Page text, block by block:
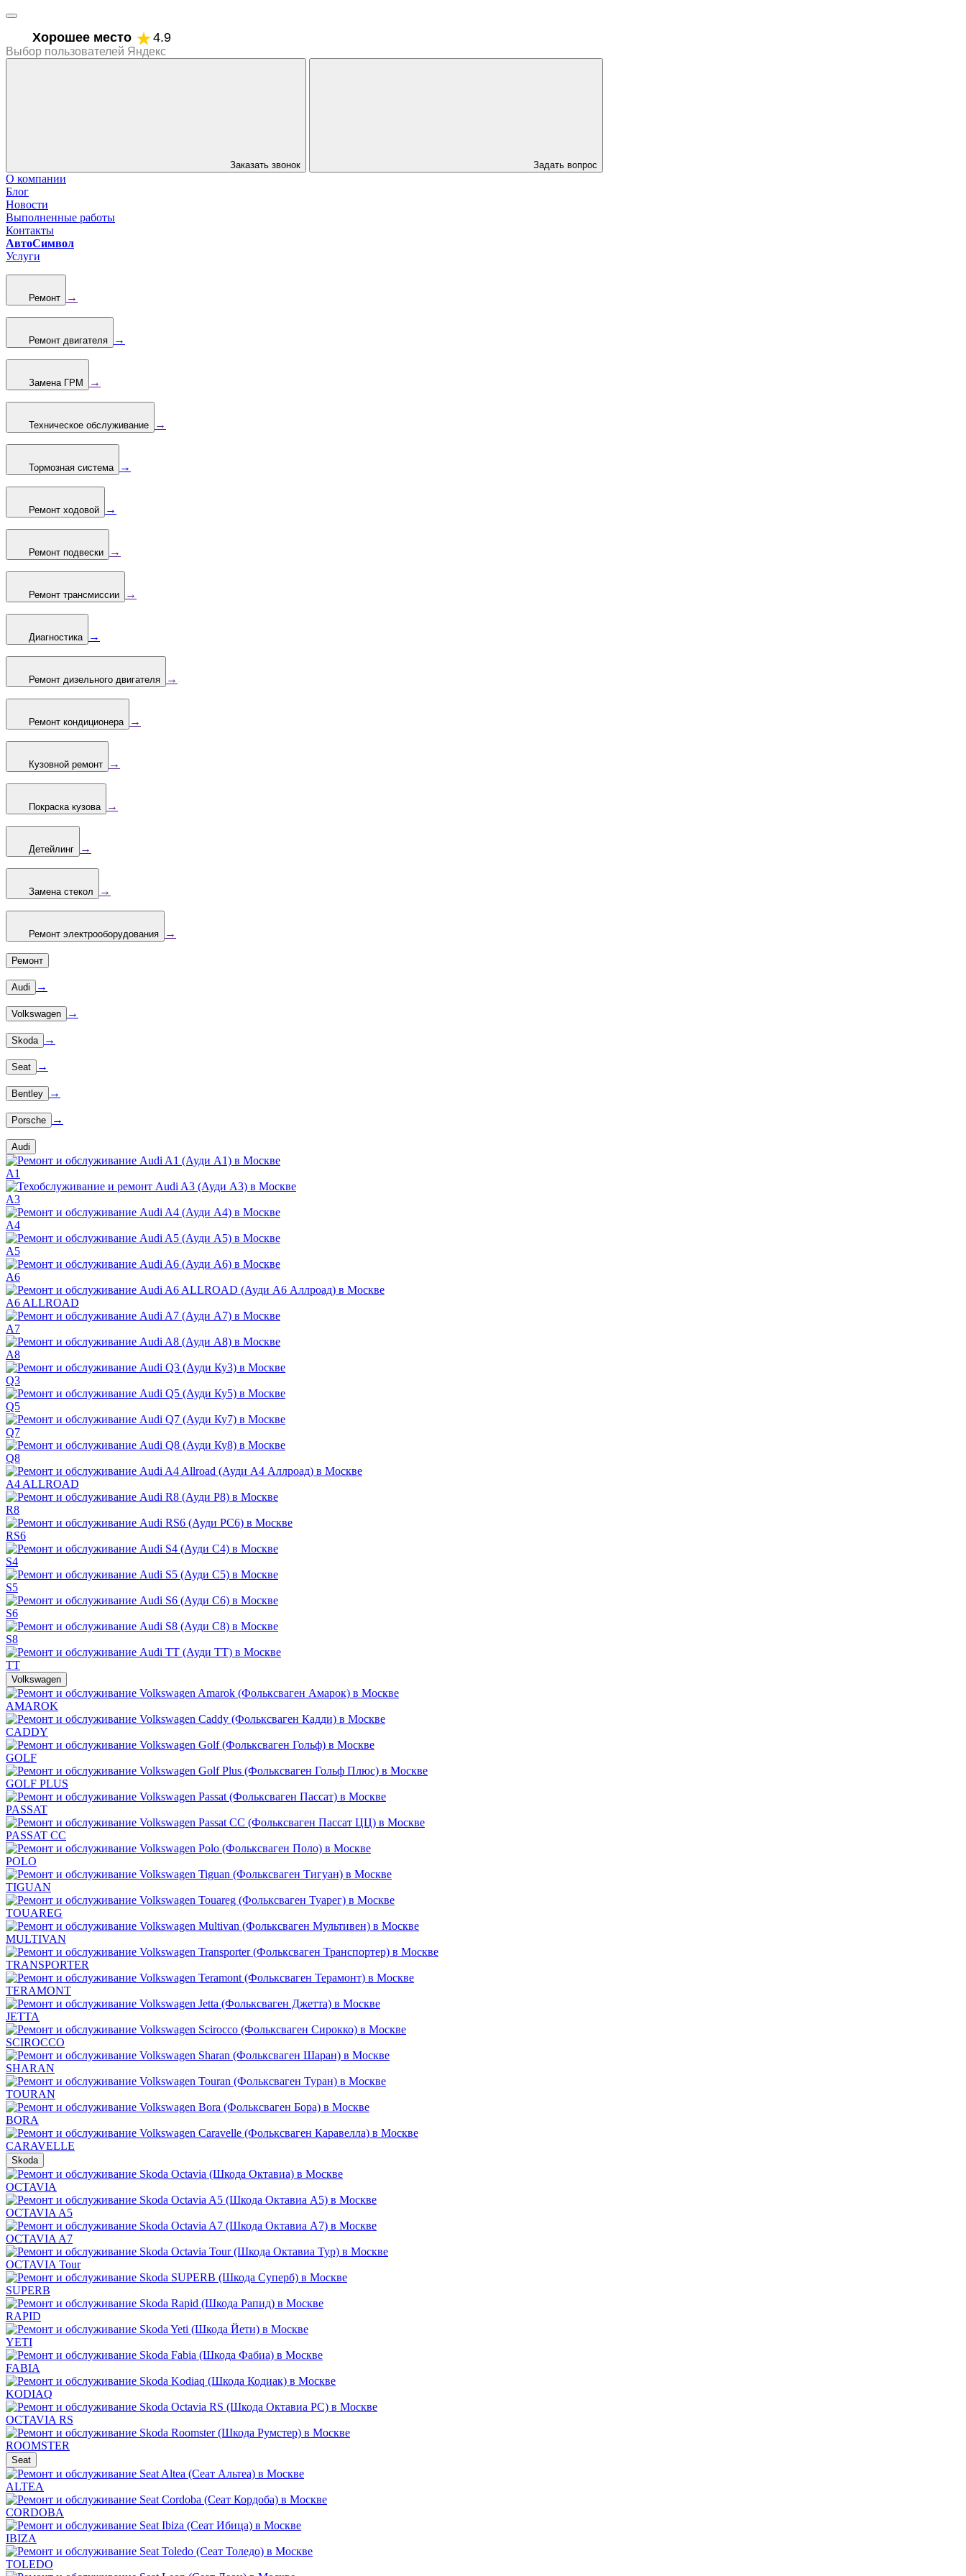
Хорошее место 4.9
Выбор пользователей Яндекс
Заказать звонок Задать вопрос
О компании
Блог
Новости
Выполненные работы
Контакты
АвтоСимвол
Услуги
Ремонт →
Ремонт двигателя →
Замена ГРМ →
Техническое обслуживание →
Тормозная система →
Ремонт ходовой →
Ремонт подвески →
Ремонт трансмиссии →
Диагностика →
Ремонт дизельного двигателя →
Ремонт кондиционера →
Кузовной ремонт →
Покраска кузова →
Детейлинг →
Замена стекол →
Ремонт электрооборудования →
Ремонт
Audi →
Volkswagen →
Skoda →
Seat →
Bentley →
Porsche →
Audi
A1
A3
A4
A5
A6
A6 ALLROAD
A7
A8
Q3
Q5
Q7
Q8
A4 ALLROAD
R8
RS6
S4
S5
S6
S8
TT
Volkswagen
AMAROK
CADDY
GOLF
GOLF PLUS
PASSAT
PASSAT CC
POLO
TIGUAN
TOUAREG
MULTIVAN
TRANSPORTER
TERAMONT
JETTA
SCIROCCO
SHARAN
TOURAN
BORA
CARAVELLE
Skoda
OCTAVIA
OCTAVIA A5
OCTAVIA A7
OCTAVIA Tour
SUPERB
RAPID
YETI
FABIA
KODIAQ
OCTAVIA RS
ROOMSTER
Seat
ALTEA
CORDOBA
IBIZA
TOLEDO